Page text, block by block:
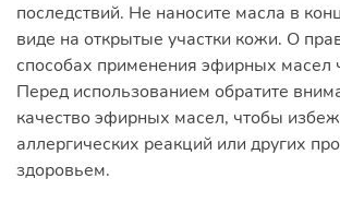
последствий. Не наносите масла в
виде на открытые участки кожи. О
способах применения эфирных масел
Перед использованием обратите
качество эфирных масел, чтобы
аллергических реакций или других
здоровьем.